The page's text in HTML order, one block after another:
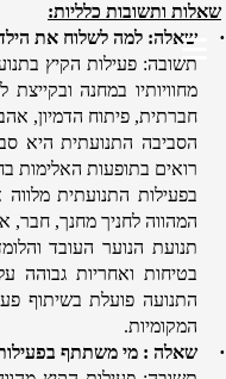
שאלות ותשובות כלליות:
·
שאלה: למה לשלוח את
תשובה: פעילות הקיץ
מחוויותיו במחנה
חברתית, פיתוח הדמיון,
הסביבה התנועתית היא
רואים בתופעות האלימות
בפעילות התנועתית
המהווה לחניך מחנך, חבר,
תנועת הנוער העובד
בטיחות ואחריות גבוהה
התנועה פועלת בשיתוף
המקומיות.
·
שאלה : מי משתתף